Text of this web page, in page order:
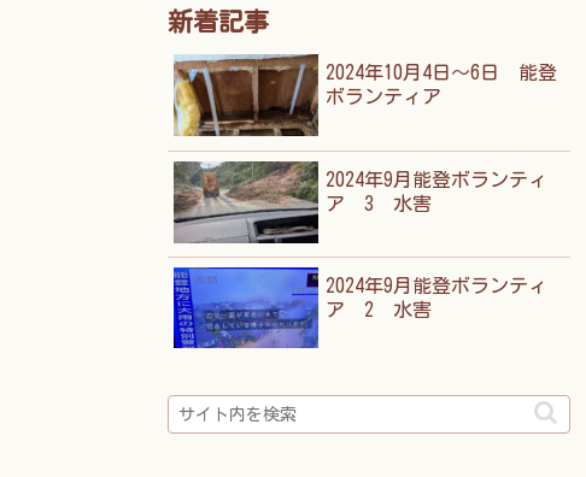
新着記事
2024年10月4日～6日 能登
ボランティア
2024年9月能登ボランティ
ア 3 水害
2024年9月能登ボランティ
ア 2 水害